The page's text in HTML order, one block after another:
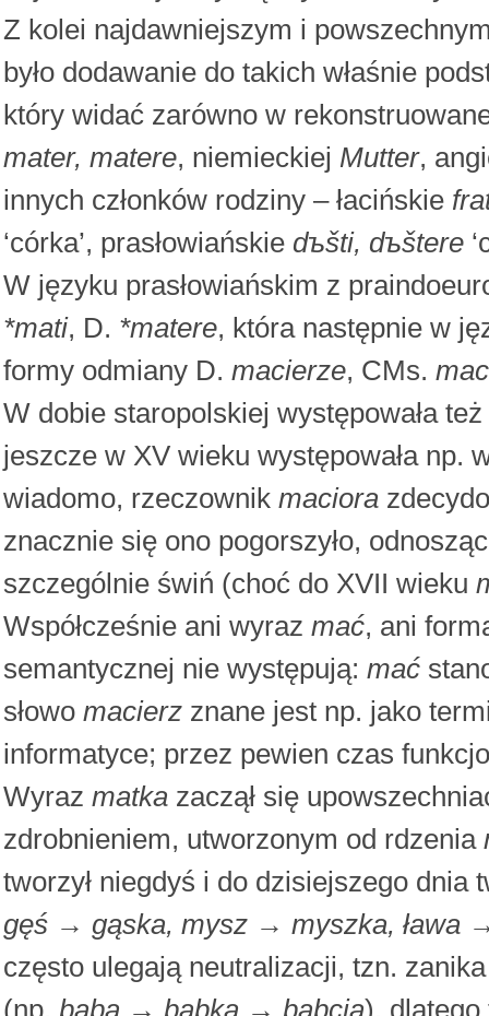
Z kolei najdawniejszym i
było dodawanie do takich właśnie
który widać zarówno w
mater, matere, niemieckiej Mutter,
innych członków rodziny – łacińskie
‘córka’, prasłowiańskie dъšti, dъštere
W języku prasłowiańskim z
*mati, D. *matere, która następnie w
formy odmiany D. macierze, CMs.
W dobie staropolskiej występowała
jeszcze w XV wieku występowała np.
wiadomo, rzeczownik maciora
znacznie się ono pogorszyło,
szczególnie świń (choć do XVII wieku
Współcześnie ani wyraz mać, ani
semantycznej nie występują: mać
słowo macierz znane jest np. jako
informatyce; przez pewien czas
Wyraz matka zaczął się
zdrobnieniem, utworzonym od rdzenia
tworzył niegdyś i do dzisiejszego dnia
gęś → gąska, mysz → myszka, ława
często ulegają neutralizacji, tzn.
(np. baba → babka → babcia),